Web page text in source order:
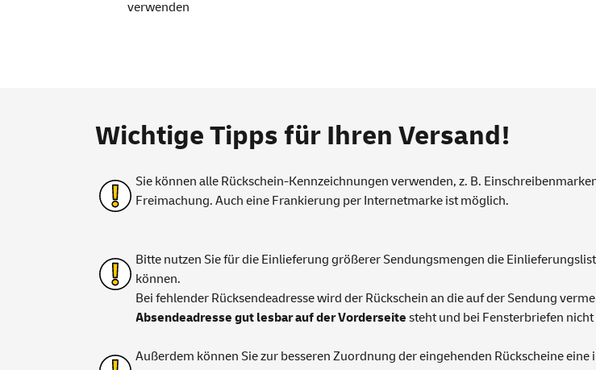
verwenden
Wichtige Tipps für Ihren Versand!
Sie können alle Rückschein-Kennzeichnungen verwenden, z. B.
Freimachung. Auch eine Frankierung per Internetmarke ist möglich.
Bitte nutzen Sie für die Einlieferung größerer Sendungsmengen die
können.
Bei fehlender Rücksendeadresse wird der Rückschein an die auf der Sendung
Absendeadresse gut lesbar auf der Vorderseite steht und bei Fensterbriefen
Außerdem können Sie zur besseren Zuordnung der eingehenden Rückscheine